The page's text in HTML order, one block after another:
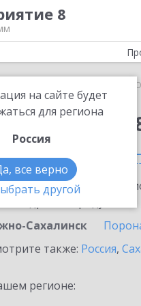
8
на сайте будет
для региона
Россия
все верно
другой
Южно-
с
Сахалинск
также: Россия,
регионе: